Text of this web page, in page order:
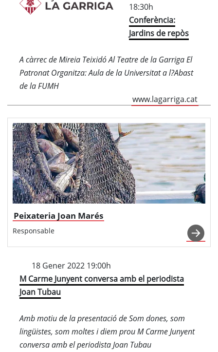
18:30h
Conferència:
Jardins de repòs
A càrrec de Mireia Teixidó Al Teatre de la Garriga El
Patronat Organitza: Aula de la Universitat a l?Abast
de la FUMH
www.lagarriga.cat
Peixateria Joan Marés
Responsable
18 Gener 2022 19:00h
M Carme Junyent conversa amb el periodista
Joan Tubau
Amb motiu de la presentació de Som dones, som
lingüistes, som moltes i diem prou M Carme Junyent
conversa amb el periodista Joan Tubau